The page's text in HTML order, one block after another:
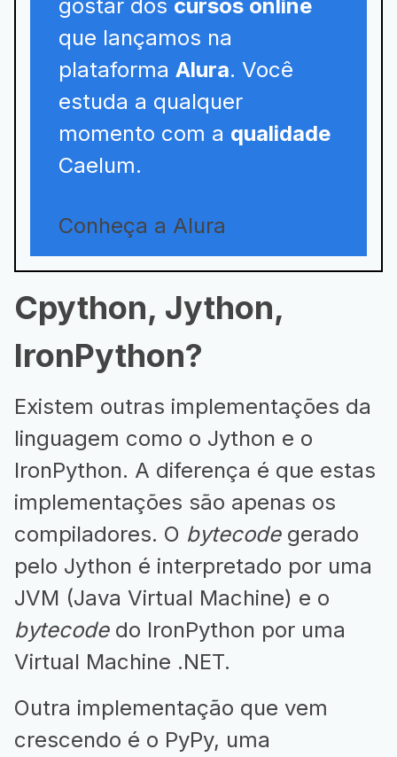
gostar dos cursos online
que lançamos na
plataforma Alura. Você
estuda a qualquer
momento com a qualidade
Caelum.
Conheça a Alura
Cpython, Jython,
IronPython?
Existem outras implementações da
linguagem como o Jython e o
IronPython. A diferença é que estas
implementações são apenas os
compiladores. O bytecodegerado
pelo Jython é interpretado por uma
JVM (Java Virtual Machine) e o
bytecodedo IronPython por uma
Virtual Machine .NET.
Outra implementação que vem
crescendo é o PyPy, uma